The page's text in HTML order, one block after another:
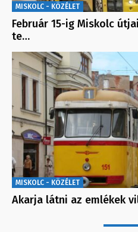
MISKOLC - KÖZÉLET
Február 15-ig Miskolc
te…
MISKOLC - KÖZÉLET
Akarja látni az emlékek